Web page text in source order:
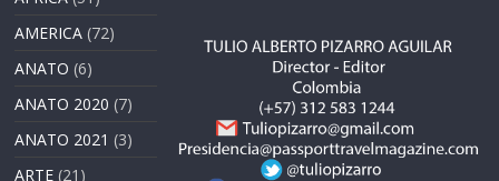
AMERICA (72)
ANATO (6)
ANATO 2020 (7)
ANATO 2021 (3)
ARTE (21)